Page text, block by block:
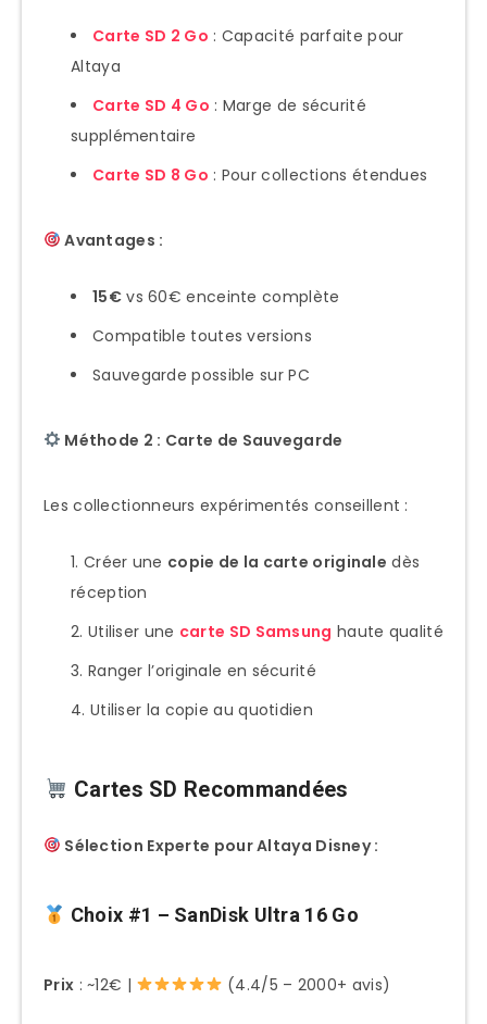
Carte SD 2 Go : Capacité parfaite pour
Altaya
Carte SD 4 Go : Marge de sécurité
supplémentaire
Carte SD 8 Go : Pour collections étendues
Avantages :
15€vs 60€ enceinte complète
Compatible toutes versions
Sauvegarde possible sur PC
Méthode 2 : Carte de Sauvegarde
Les collectionneurs expérimentés conseillent :
Créer une copie de la carte originale dès
réception
Utiliser une carte SD Samsung haute qualité
Ranger l’originale en sécurité
Utiliser la copie au quotidien
Cartes SD Recommandées
Sélection Experte pour Altaya Disney :
Choix #1 – SanDisk Ultra 16 Go
Prix : ~12€ | (4.4/5 – 2000+ avis)